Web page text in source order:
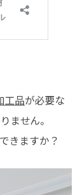
工品が必要な
ません。
きますか？